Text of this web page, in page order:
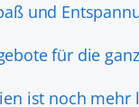
und
für die
ist noch mehr